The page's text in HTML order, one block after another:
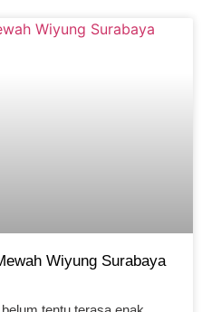
Wiyung Surabaya